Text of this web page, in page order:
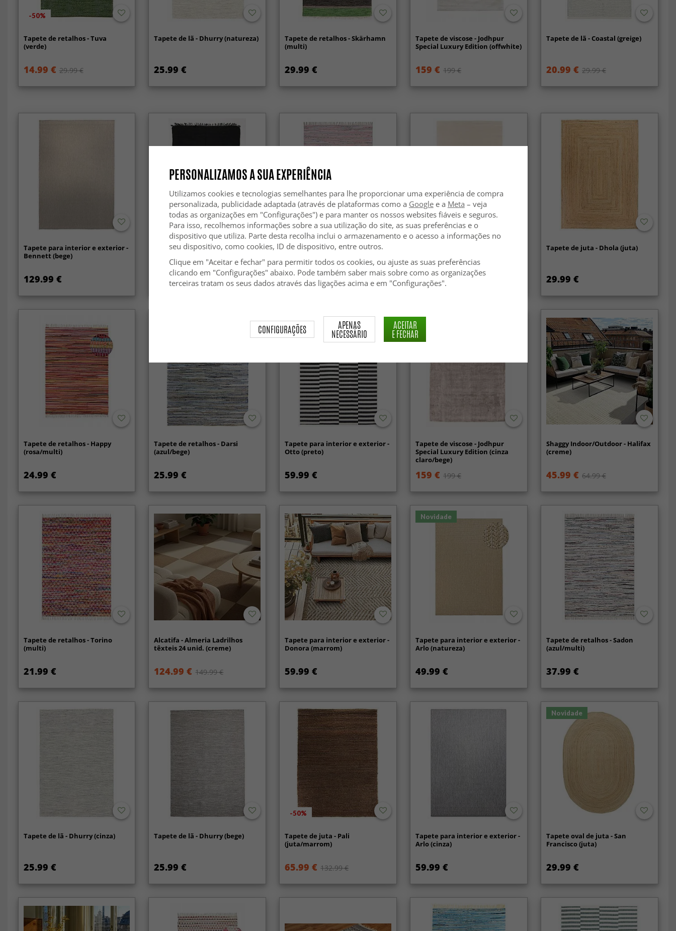
-50%
Tapete de retalhos - Tuva
(verde)
14.99 € 29.99 €
Tapete de lã - Dhurry (natureza)
25.99 €
Tapete de retalhos - Skärhamn
(multi)
29.99 €
Tapete de viscose - Jodhpur
Special Luxury Edition (offwhite)
159 € 199 €
Tapete de lã - Coastal (greige)
20.99 € 29.99 €
Tapete para interior e exterior -
Bennett (bege)
129.99 €
Tapete de retalhos - Silje (preto)
24.99 €
Tapete de retalhos - Delhi (rosa)
24.99 € 44.99 €
Tapete de juta - Dhola (juta)
29.99 €
Tapete de retalhos - Happy
(rosa/multi)
24.99 €
Tapete de retalhos - Darsi
(azul/bege)
25.99 €
Tapete para interior e exterior -
Otto (preto)
59.99 €
Tapete de viscose - Jodhpur
Special Luxury Edition (cinza
claro/bege)
159 € 199 €
Shaggy Indoor/Outdoor - Halifax
(creme)
45.99 € 64.99 €
Tapete de retalhos - Torino
(multi)
21.99 €
Alcatifa - Almeria Ladrilhos
têxteis 24 unid. (creme)
124.99 € 149.99 €
Tapete para interior e exterior -
Donora (marrom)
59.99 €
Novidade
Tapete para interior e exterior -
Arlo (natureza)
49.99 €
Tapete de retalhos - Sadon
(azul/multi)
37.99 €
Tapete de lã - Dhurry (cinza)
25.99 €
Tapete de lã - Dhurry (bege)
25.99 €
-50%
Tapete de juta - Pali
(juta/marrom)
65.99 € 132.99 €
Tapete para interior e exterior -
Arlo (cinza)
59.99 €
Novidade
Tapete oval de juta - San
Francisco (juta)
29.99 €
PERSONALIZAMOS A SUA EXPERIÊNCIA
Utilizamos cookies e tecnologias semelhantes para lhe proporcionar uma experiência de compra
personalizada, publicidade adaptada (através de plataformas como a Googlee a Meta – veja
todas as organizações em "Configurações") e para manter os nossos websites fiáveis e seguros.
Para isso, recolhemos informações sobre a sua utilização do site, as suas preferências e o
dispositivo que utiliza. Parte desta recolha inclui o armazenamento e o acesso a informações no
seu dispositivo, como cookies, ID de dispositivo, entre outros.
Clique em "Aceitar e fechar" para permitir todos os cookies, ou ajuste as suas preferências
clicando em "Configurações" abaixo. Pode também saber mais sobre como as organizações
terceiras tratam os seus dados através das ligações acima e em "Configurações".
CONFIGURAÇÕES APENAS
NECESSÁRIO
ACEITAR
E FECHAR